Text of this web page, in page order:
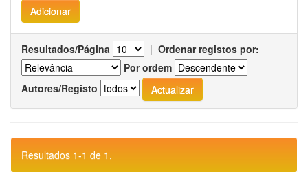
Resultados/Página | Ordenar registos por:
Por ordem
Autores/Registo
Resultados 1-1 de 1.